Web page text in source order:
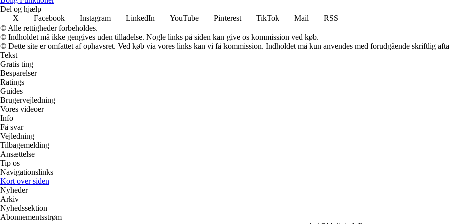
Del og hjælp
X
Facebook Instagram LinkedIn YouTube Pinterest TikTok Mail
RSS
© Alle rettigheder forbeholdes.
© Indholdet må ikke gengives uden tilladelse. Nogle links på siden kan give os kommission ved køb.
© Dette site er omfattet af ophavsret. Ved køb via vores links kan vi få kommission. Indholdet må kun anvendes med forudgående skriftlig
Tekst
Gratis ting
Besparelser
Ratings
Guides
Brugervejledning
Vores videoer
Info
Få svar
Vejledning
Tilbagemelding
Ansættelse
Tip os
Navigationslinks
Kort over siden
Nyheder
Arkiv
Nyhedssektion
Abonnementsstrøm